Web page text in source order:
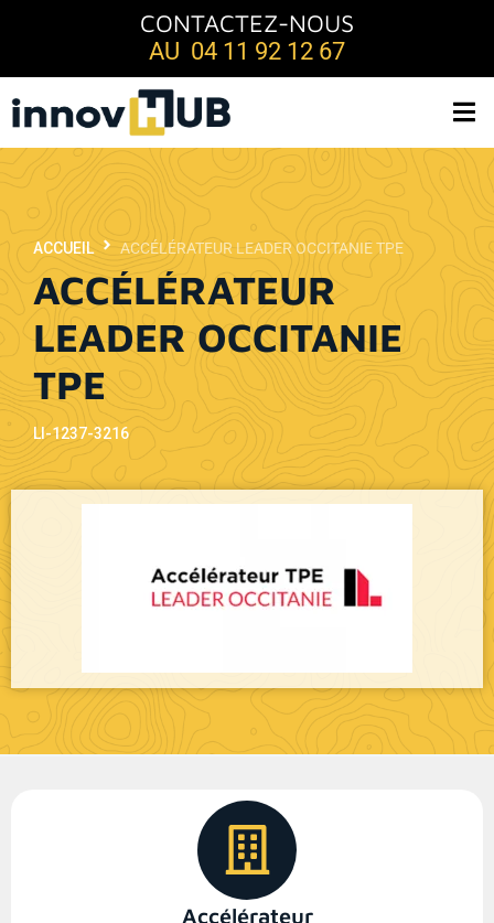
CONTACTEZ-NOUS
AU 04 11 92 12 67
ACCÉLÉRATEUR
LEADER OCCITANIE
TPE
ACCUEIL ACCÉLÉRATEUR LEADER OCCITANIE TPE
LI-1237-3216
Accélérateur